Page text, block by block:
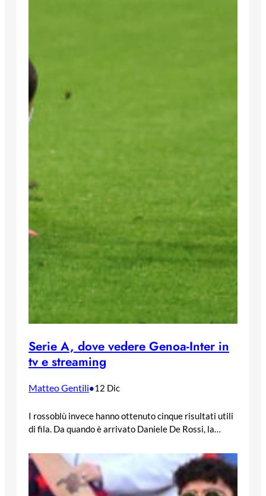
Serie A, dove vedere Genoa-Inter in
tv e streaming
Matteo Gentili•12 Dic
I rossoblù invece hanno ottenuto cinque risultati utili
di fila. Da quando è arrivato Daniele De Rossi, la…